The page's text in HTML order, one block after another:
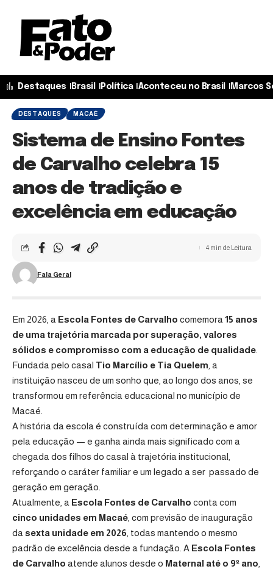
Destaques Brasil Política Aconteceu no Brasil Marcos
DESTAQUES MACAÉ
Sistema de Ensino Fontes
de Carvalho celebra 15
anos de tradição e
excelência em educação
Fala Geral
4 min de Leitura
Em 2026, a Escola Fontes de Carvalho comemora 15 anos
de uma trajetória marcada por superação, valores
sólidos e compromisso com a educação de qualidade
Fundada pelo casal Tio Marcílio e Tia Quelem , a
instituição nasceu de um sonho que, ao longo dos anos, se
transformou em referência educacional no município de
Macaé.
A história da escola é construída com determinação e amor
pela educação — e ganha ainda mais significado com a
chegada dos filhos do casal à trajetória institucional,
reforçando o caráter familiar e um legado a ser passado de
geração em geração.
Atualmente, a Escola Fontes de Carvalho conta com
cinco unidades em Macaé , com previsão de inauguração
da sexta unidade em 2026 , todas mantendo o mesmo
padrão de excelência desde a fundação. A Escola Fontes
de Carvalho atende alunos desde o Maternal até o 9º ano